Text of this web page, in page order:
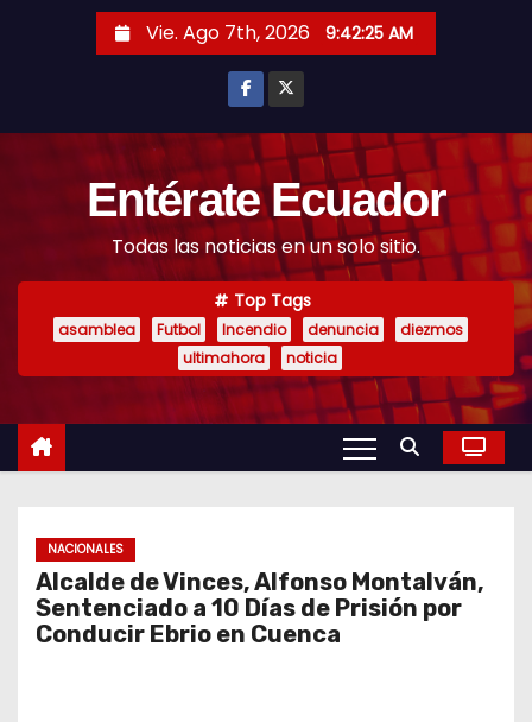
Vie. Ago 7th, 2026 9:42:26 AM
Entérate Ecuador
Todas las noticias en un solo sitio.
Top Tags
asamblea Futbol Incendio denuncia
diezmos
ultimahora
noticia
NACIONALES
Alcalde de Vinces, Alfonso Montalván,
Sentenciado a 10 Días de Prisión por
Conducir Ebrio en Cuenca